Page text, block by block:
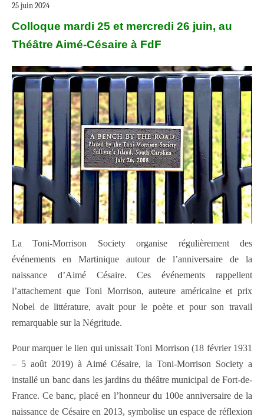
25 juin 2024
Colloque mardi 25 et mercredi 26 juin, au
Théâtre Aimé-Césaire à FdF
La Toni-Morrison Society organise régulièrement des
événements en Martinique autour de l’anniversaire de la
naissance d’Aimé Césaire. Ces événements rappellent
l’attachement que Toni Morrison, auteure américaine et prix
Nobel de littérature, avait pour le poète et pour son travail
remarquable sur la Négritude.
Pour marquer le lien qui unissait Toni Morrison (18 février 1931
– 5 août 2019) à Aimé Césaire, la Toni-Morrison Society a
installé un banc dans les jardins du théâtre municipal de Fort-de-
France. Ce banc, placé en l’honneur du 100e anniversaire de la
naissance de Césaire en 2013, symbolise un espace de réflexion